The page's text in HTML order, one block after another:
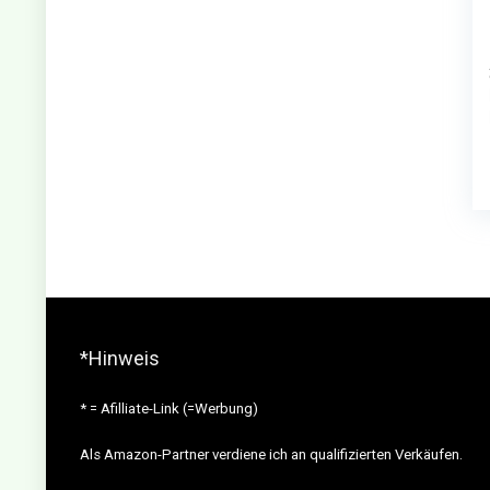
*Hinweis
* = Afilliate-Link (=Werbung)
Als Amazon-Partner verdiene ich an qualifizierten Verkäufen.